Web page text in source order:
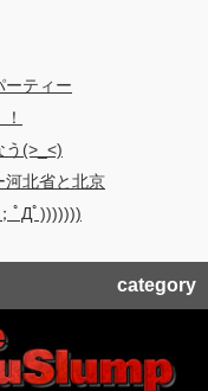
ーティー
う(>_<)
河北省と北京
ﾟДﾟ)))))))
category